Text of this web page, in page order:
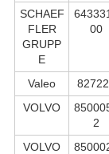
SCHAEF
FLER
GRUPP
E
00
Valeo
VOLVO
2
VOLVO